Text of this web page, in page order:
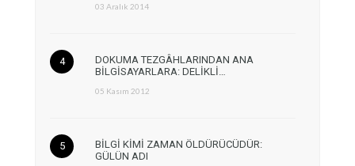
03 Aralık 2014
DOKUMA TEZGÂHLARINDAN ANA
BİLGİSAYARLARA: DELİKLİ…
05 Kasım 2012
BİLGİ KİMİ ZAMAN ÖLDÜRÜCÜDÜR:
GÜLÜN ADI